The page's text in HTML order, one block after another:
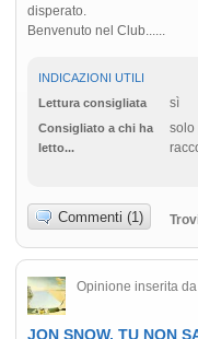
disperato.
Benvenuto nel Club......
INDICAZIONI UTILI
Lettura consigliata
sì
Consigliato a chi ha
letto...
solo
Commenti (1)
Opinione inserita da
JON SNOW, TU NON